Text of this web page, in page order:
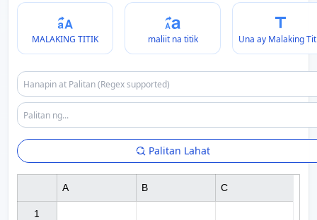
MALAKING TITIK maliit na titik Una ay Malaking
Palitan Lahat
1
A B C